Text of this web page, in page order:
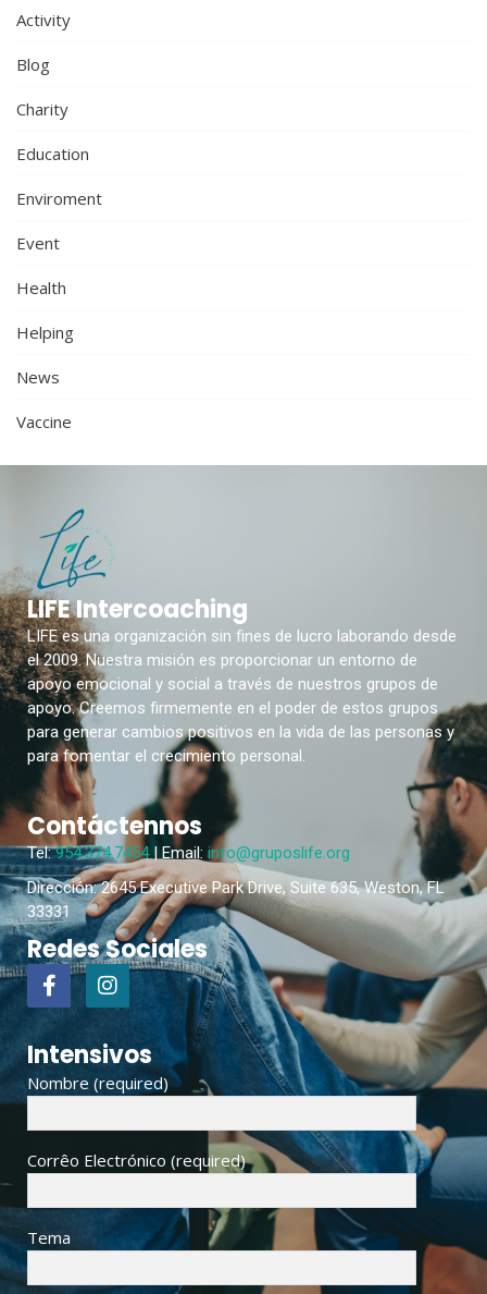
Activity
Blog
Charity
Education
Enviroment
Event
Health
Helping
News
Vaccine
LIFE Intercoaching
LIFE es una organización sin fines de lucro laborando desde
el 2009. Nuestra misión es proporcionar un entorno de
apoyo emocional y social a través de nuestros grupos de
apoyo. Creemos firmemente en el poder de estos grupos
para generar cambios positivos en la vida de las personas y
para fomentar el crecimiento personal.
Contáctennos
Tel:954.374.7454| Email: info@gruposlife.org
Dirección: 2645 Executive Park Drive, Suite 635, Weston, FL
33331
Redes Sociales
Intensivos
Nombre (required)
Corrêo Electrónico (required)
Tema